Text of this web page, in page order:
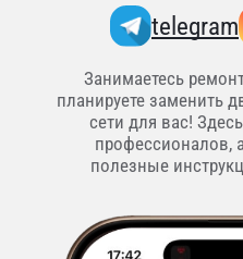
telegram
Занимаетесь
планируете заменить
сети для вас!
профессионалов,
полезные